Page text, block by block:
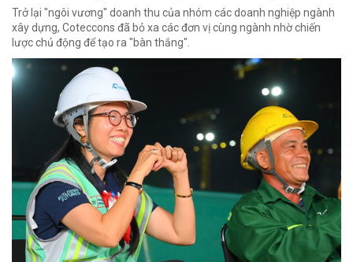
Trở lại "ngôi vương" doanh thu của nhóm các doanh nghiệp ngành
xây dựng, Coteccons đã bỏ xa các đơn vị cùng ngành nhờ chiến
lược chủ động để tạo ra "bàn thắng".